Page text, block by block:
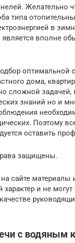
Желательно
типа
в
является вполне
оптимальной
дома,
сложной задачей,
знаний но и
Поэтому
оставить
защищены.
сайте материалы
и не могут
с водяным